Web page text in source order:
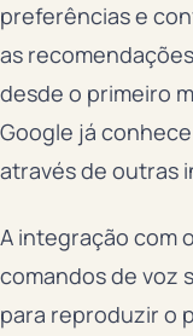
preferências e
as
desde o primeiro
Google já
através de outras
A integração com
comandos de voz
para reproduzir o